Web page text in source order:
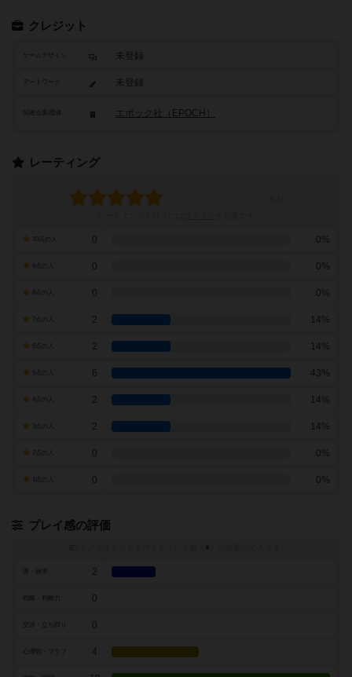
クレジット
ゲームデザイン 未登録
アートワーク 未登録
エポック社（EPOCH）
レーティング
0 0%
0 0%
0 0%
7点の人 2 14%
2 14%
6 43%
2 14%
2 14%
0 0%
0 0%
プレイ感の評価
※
2
戦略・判断力 0
0
4